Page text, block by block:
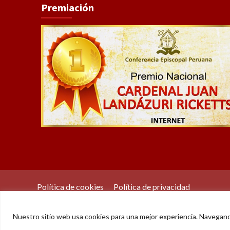
Nuestro sitio web usa cookies para una mejor experiencia.
Premiación
Política de cookies Política de privacidad
©